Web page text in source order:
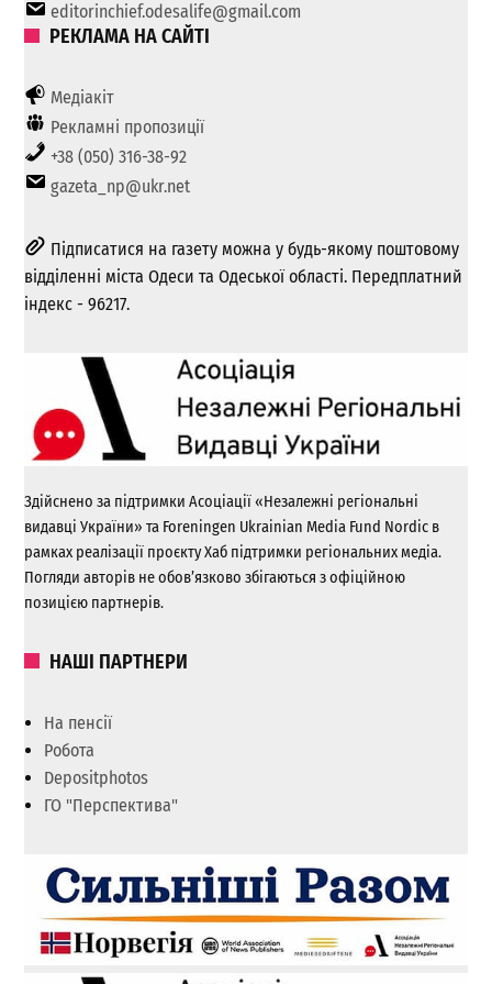
editorinchief.odesalife@gmail.com
РЕКЛАМА НА САЙТІ
Медіакіт
Рекламні пропозиції
+38 (050) 316-38-92
gazeta_np@ukr.net
Підписатися на газету можна у будь-якому поштовому
відділенні міста Одеси та Одеської області. Передплатний
індекс - 96217.
Здійснено за підтримки Асоціації «Незалежні регіональні
видавці України» та Foreningen Ukrainian Media Fund Nordic в
рамках реалізації проєкту Хаб підтримки регіональних медіа.
Погляди авторів не обов’язково збігаються з офіційною
позицією партнерів.
НАШІ ПАРТНЕРИ
На пенсії
Робота
Depositphotos
ГО "Перспектива"